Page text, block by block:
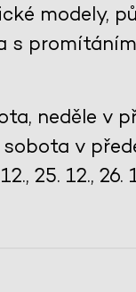
modely,
s
neděle v
v
25. 12., 26.